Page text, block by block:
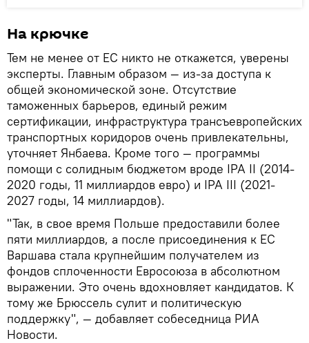
На крючке
Тем не менее от ЕС никто не откажется, уверены
эксперты. Главным образом — из-за доступа к
общей экономической зоне. Отсутствие
таможенных барьеров, единый режим
сертификации, инфраструктура трансъевропейских
транспортных коридоров очень привлекательны,
уточняет Янбаева. Кроме того — программы
помощи с солидным бюджетом вроде IPA II (2014-
2020 годы, 11 миллиардов евро) и IPA III (2021-
2027 годы, 14 миллиардов).
"Так, в свое время Польше предоставили более
пяти миллиардов, а после присоединения к ЕС
Варшава стала крупнейшим получателем из
фондов сплоченности Евросоюза в абсолютном
выражении. Это очень вдохновляет кандидатов. К
тому же Брюссель сулит и политическую
поддержку", — добавляет собеседница РИА
Новости.